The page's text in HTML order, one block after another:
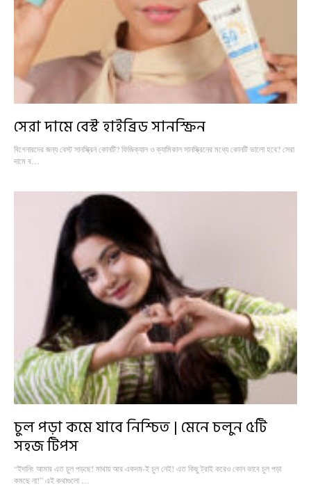
সেরা দামে বেস্ট হাইব্রিড সানস্ক্রিন
বিগেনারদের জন্য বেস্ট সানস্ক্রিন কোনটি? ফিজিক্যাল ও ক্যামিকাল সানস্ক্রিনের মধ্যে কোনটি ভালো হবে? সেরা
দামে ব…
চুল পড়া কমে যাবে নিশ্চিত | মেনে চলুন ৫টি
সহজ টিপস
“ইদানিং আমার এত চুল পড়ছে! মাথায় আর একদম-ই চুল নেই! এত কিছু ট্রাই করেও কোন ভাবে চুল পড়া
কমছে না!” এই কথাগুলো …